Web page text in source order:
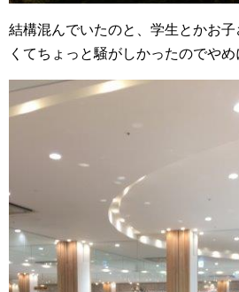
結構混んでいたのと、学生とかお
くてちょっと騒がしかったのでやめ